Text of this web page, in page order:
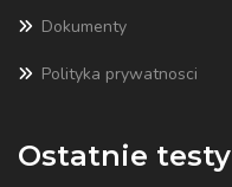
Dokumenty
Polityka prywatnosci
Ostatnie testy